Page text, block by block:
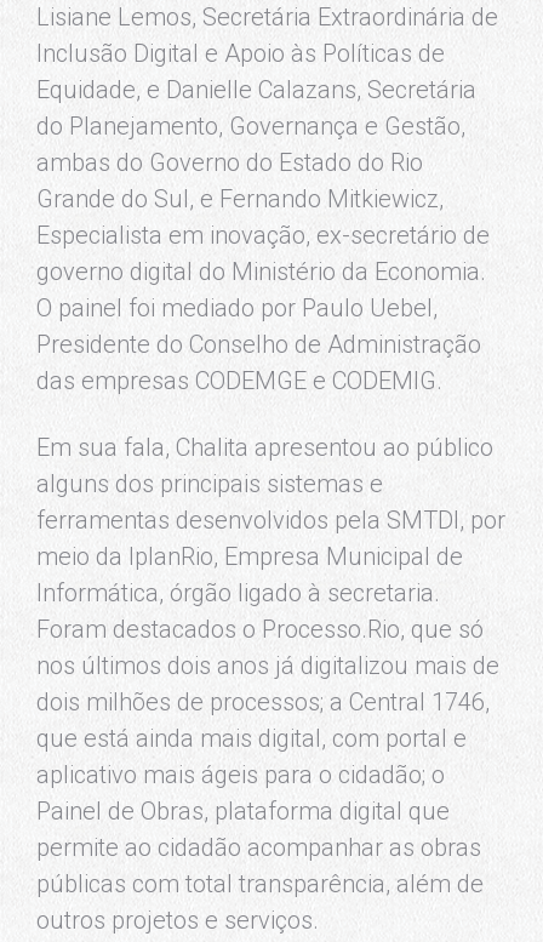
Lisiane Lemos, Secretária Extraordinária de
Inclusão Digital e Apoio às Políticas de
Equidade, e Danielle Calazans, Secretária
do Planejamento, Governança e Gestão,
ambas do Governo do Estado do Rio
Grande do Sul, e Fernando Mitkiewicz,
Especialista em inovação, ex-secretário de
governo digital do Ministério da Economia.
O painel foi mediado por Paulo Uebel,
Presidente do Conselho de Administração
das empresas CODEMGE e CODEMIG.
Em sua fala, Chalita apresentou ao público
alguns dos principais sistemas e
ferramentas desenvolvidos pela SMTDI, por
meio da IplanRio, Empresa Municipal de
Informática, órgão ligado à secretaria.
Foram destacados o Processo.Rio, que só
nos últimos dois anos já digitalizou mais de
dois milhões de processos; a Central 1746,
que está ainda mais digital, com portal e
aplicativo mais ágeis para o cidadão; o
Painel de Obras, plataforma digital que
permite ao cidadão acompanhar as obras
públicas com total transparência, além de
outros projetos e serviços.